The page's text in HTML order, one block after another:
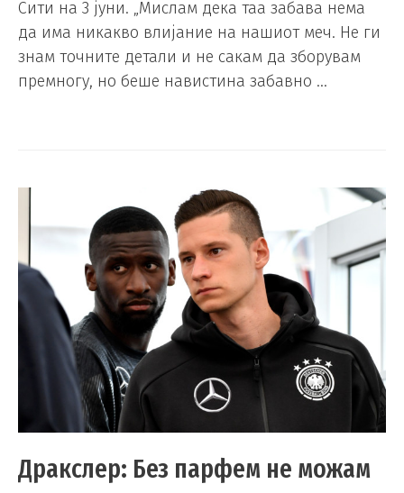
Сити на 3 јуни. „Мислам дека таа забава нема
да има никакво влијание на нашиот меч. Не ги
знам точните детали и не сакам да зборувам
премногу, но беше навистина забавно …
Дракслер: Без парфем не можам